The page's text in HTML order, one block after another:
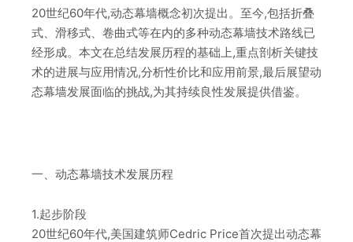
20世纪60年代,动态幕墙概念初次提出。至今,包括折叠
式、滑移式、卷曲式等在内的多种动态幕墙技术路线已
经形成。本文在总结发展历程的基础上,重点剖析关键技
术的进展与应用情况,分析性价比和应用前景,最后展望动
态幕墙发展面临的挑战,为其持续良性发展提供借鉴。
一、动态幕墙技术发展历程
1.起步阶段
20世纪60年代,美国建筑师Cedric Price首次提出动态幕